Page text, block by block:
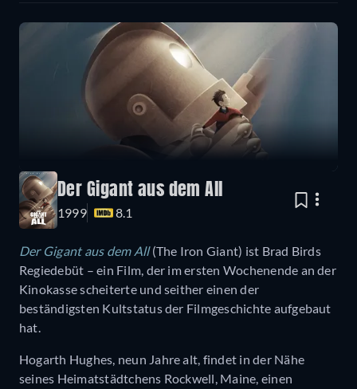
Der Gigant aus dem All
1999 8.1
Der Gigant aus dem All(The Iron Giant) ist Brad Birds
Regiedebüt – ein Film, der im ersten Wochenende an der
Kinokasse scheiterte und seither einen der
beständigsten Kultstatus der Filmgeschichte aufgebaut
hat.
Hogarth Hughes, neun Jahre alt, findet in der Nähe
seines Heimatstädtchens Rockwell, Maine, einen